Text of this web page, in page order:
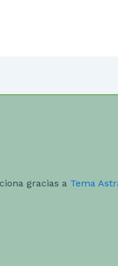
gracias a Tema